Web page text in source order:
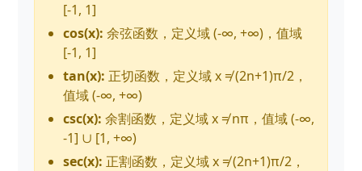
[-1, 1]
cos(x): 余弦函数，定义域 (-∞, +∞)，值域
[-1, 1]
tan(x): 正切函数，定义域 x ≠ (2n+1)π/2，
值域 (-∞, +∞)
csc(x): 余割函数，定义域 x ≠ nπ，值域 (-∞,
-1] ∪ [1, +∞)
sec(x): 正割函数，定义域 x ≠ (2n+1)π/2，